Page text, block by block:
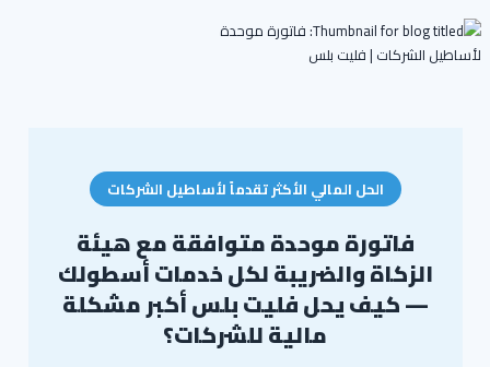
الحل المالي الأكثر تقدماً لأساطيل الشركات
فاتورة موحدة متوافقة مع هيئة
الزكاة والضريبة لكل خدمات أسطولك
— كيف يحل فليت بلس أكبر مشكلة
مالية للشركات؟